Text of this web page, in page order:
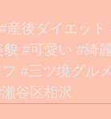
#産後ダイエット
貌 #可愛い #綺麗
#三ツ境グルメ
谷区相沢